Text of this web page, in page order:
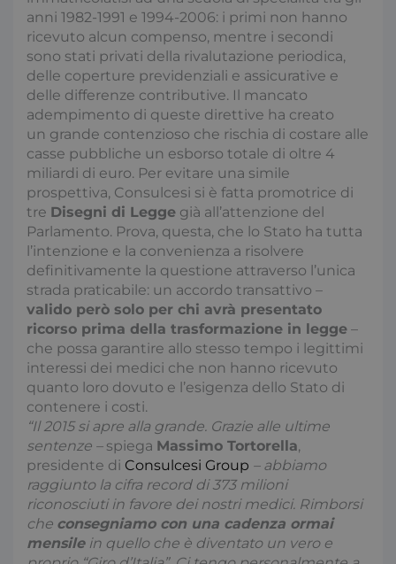
anni 1982-1991 e 1994-2006: i primi non hanno
ricevuto alcun compenso, mentre i secondi
sono stati privati della rivalutazione periodica,
delle coperture previdenziali e assicurative e
delle differenze contributive. Il mancato
adempimento di queste direttive ha creato
un grande contenzioso che rischia di costare alle
casse pubbliche un esborso totale di oltre 4
miliardi di euro. Per evitare una simile
prospettiva, Consulcesi si è fatta promotrice di
tre Disegni di Legge già all’attenzione del
Parlamento. Prova, questa, che lo Stato ha tutta
l’intenzione e la convenienza a risolvere
definitivamente la questione attraverso l’unica
strada praticabile: un accordo transattivo –
valido però solo per chi avrà presentato
ricorso prima della trasformazione in legge –
che possa garantire allo stesso tempo i legittimi
interessi dei medici che non hanno ricevuto
quanto loro dovuto e l’esigenza dello Stato di
contenere i costi.
“Il 2015 si apre alla grande. Grazie alle ultime
sentenze – spiega Massimo Tortorella,
presidente di Consulcesi Group – abbiamo
raggiunto la cifra record di 373 milioni
riconosciuti in favore dei nostri medici. Rimborsi
che consegniamo con una cadenza ormai
mensilein quello che è diventato un vero e